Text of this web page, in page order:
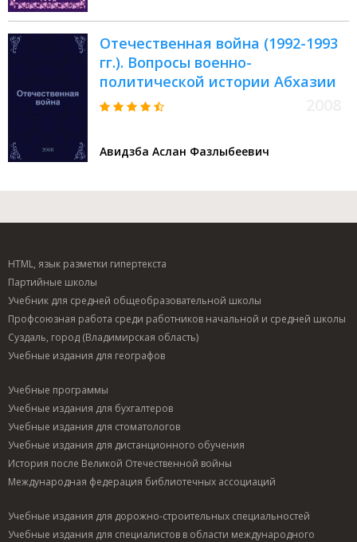
Отечественная война (1992-1993
гг.). Вопросы военно-
политической истории Абхазии
Авидзба Аслан Фазлыбеевич
HTML, язык разметки гипертекста
Партийные школы
Учебник для средней общеобразовательной школы
Профсоюзная работа среди работников начальной и средней школы
Суздаль, город (Владимирская область)
Учебные издания для географов
Учебные программы
Учебные издания для бухгалтеров
Учебные издания для стоматологов
Учебные издания для дистанционного обучения
История после Великой Отечественной войны
Международная федерация библиотечных ассоциаций
Учебные издания для дорожно-строительных специальностей
Учебные издания для специалистов в области международного